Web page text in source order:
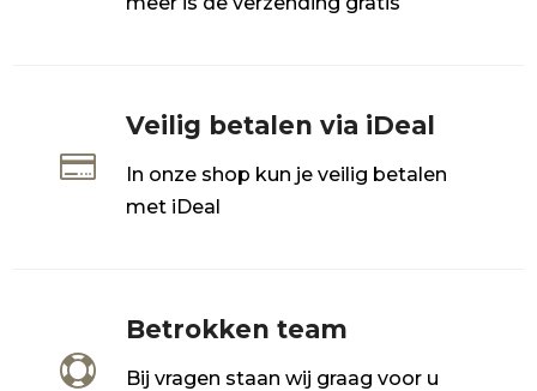

Veilig betalen via iDeal
In onze shop kun je veilig betalen
met iDeal

Betrokken team
Bij vragen staan wij graag voor u